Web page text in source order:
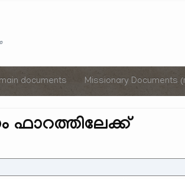
documents Missionary Documents
ഫാറത്തിലേക്ക്